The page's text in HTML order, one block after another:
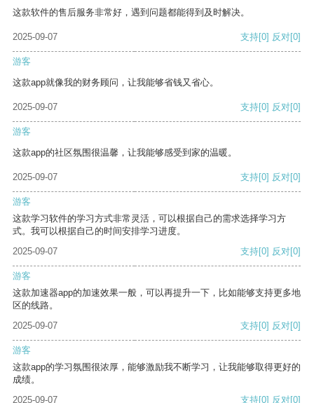
这款软件的售后服务非常好，遇到问题都能得到及时解决。
2025-09-07 支持[0] 反对[0]
游客
这款app就像我的财务顾问，让我能够省钱又省心。
2025-09-07 支持[0] 反对[0]
游客
这款app的社区氛围很温馨，让我能够感受到家的温暖。
2025-09-07 支持[0] 反对[0]
游客
这款学习软件的学习方式非常灵活，可以根据自己的需求选择学习方
式。我可以根据自己的时间安排学习进度。
2025-09-07
支持[0] 反对[0]
游客
这款加速器app的加速效果一般，可以再提升一下，比如能够支持更多地
区的线路。
2025-09-07
支持[0] 反对[0]
游客
这款app的学习氛围很浓厚，能够激励我不断学习，让我能够取得更好的
成绩。
2025-09-07
支持[0] 反对[0]